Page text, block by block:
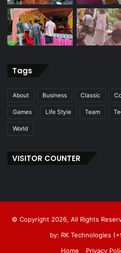
Tags
About Business Classic
Games Life Style Team
World
VISITOR COUNTER
© Copyright 2026, All Rights
by: RK Technologies
Home
Privacy